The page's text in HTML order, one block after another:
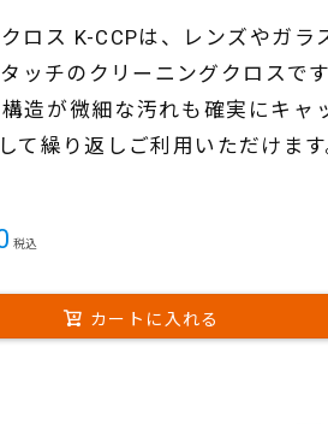
ロス K-CCPは、レンズやガ
ッチのクリーニングクロスで
造が微細な汚れも確実にキャ
て繰り返しご利用いただけます
税込
カートに入れる